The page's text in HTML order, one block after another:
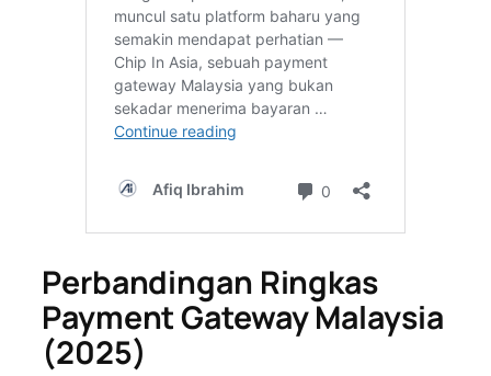
Perbandingan Ringkas
Payment Gateway Malaysia
(2025)